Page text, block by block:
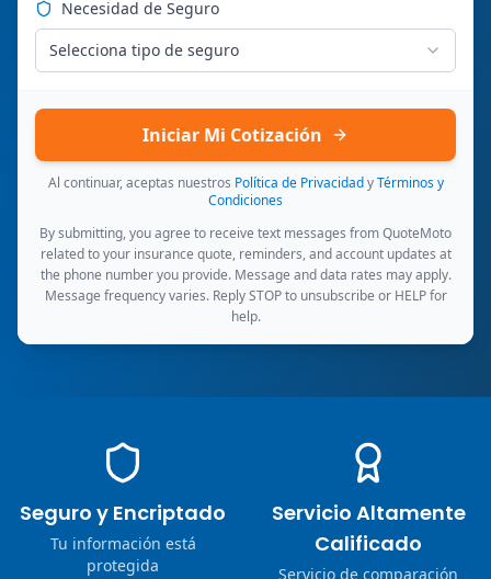
Necesidad de Seguro
Selecciona tipo de seguro
Iniciar Mi Cotización
Al continuar, aceptas nuestros Política de Privacidad y Términos y
Condiciones
By submitting, you agree to receive text messages from QuoteMoto
related to your insurance quote, reminders, and account updates at
the phone number you provide. Message and data rates may apply.
Message frequency varies. Reply STOP to unsubscribe or HELP for
help.
Seguro y Encriptado
Tu información está
protegida
Servicio Altamente
Calificado
Servicio de comparación